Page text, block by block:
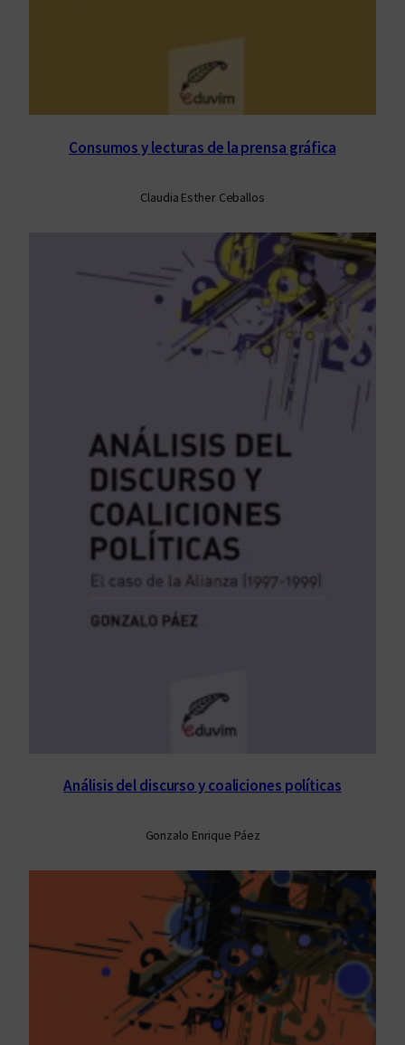
Consumos y lecturas de la prensa gráfica
Claudia Esther Ceballos
Análisis del discurso y coaliciones políticas
Gonzalo Enrique Páez